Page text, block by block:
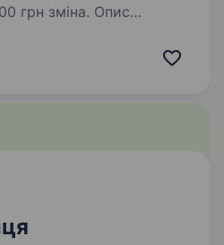
грн зміна. ​Опис
для прибирання